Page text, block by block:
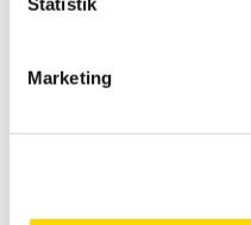
Marketinglys